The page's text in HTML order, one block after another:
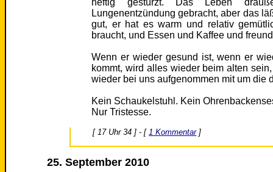
heftig gestürzt. Das Leben
Lungenentzündung gebracht, aber das
gut, er hat es warm und relativ
braucht, und Essen und Kaffee und
Wenn er wieder gesund ist, wenn er
kommt, wird alles wieder beim alten
wieder bei uns aufgenommen mit um die
Kein Schaukelstuhl. Kein
Nur Tristesse.
[ 17 Uhr 34 ] - [1 Kommentar]
25. September 2010